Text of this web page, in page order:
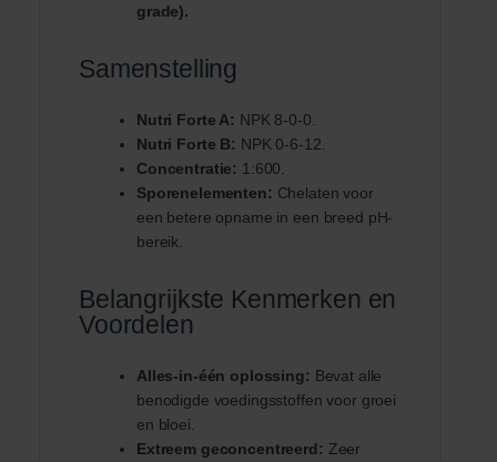
grade).
Samenstelling
Nutri Forte A: NPK 8-0-0.
Nutri Forte B: NPK 0-6-12.
Concentratie: 1:600.
Sporenelementen: Chelaten voor
een betere opname in een breed pH-
bereik.
Belangrijkste Kenmerken en
Voordelen
Alles-in-één oplossing: Bevat alle
benodigde voedingsstoffen voor groei
en bloei.
Extreem geconcentreerd: Zeer